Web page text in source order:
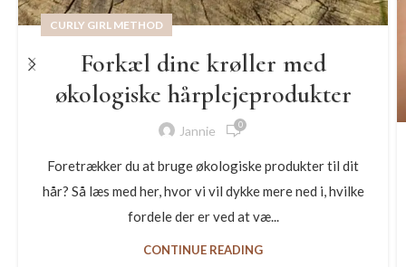
CURLY GIRL METHOD
Forkæl dine krøller med
økologiske hårplejeprodukter
Jannie 0
Foretrækker du at bruge økologiske produkter til dit
hår? Så læs med her, hvor vi vil dykke mere ned i, hvilke
fordele der er ved at væ...
CONTINUE READING